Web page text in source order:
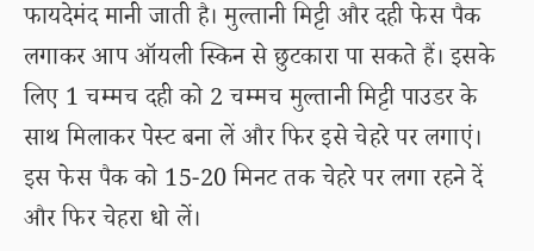
फायदेमंद मानी जाती है। मुल्तानी मिट्टी और दही फेस पैक
लगाकर आप ऑयली स्किन से छुटकारा पा सकते हैं। इसके
लिए 1 चम्मच दही को 2 चम्मच मुल्तानी मिट्टी पाउडर के
साथ मिलाकर पेस्ट बना लें और फिर इसे चेहरे पर लगाएं।
इस फेस पैक को 15-20 मिनट तक चेहरे पर लगा रहने दें
और फिर चेहरा धो लें।